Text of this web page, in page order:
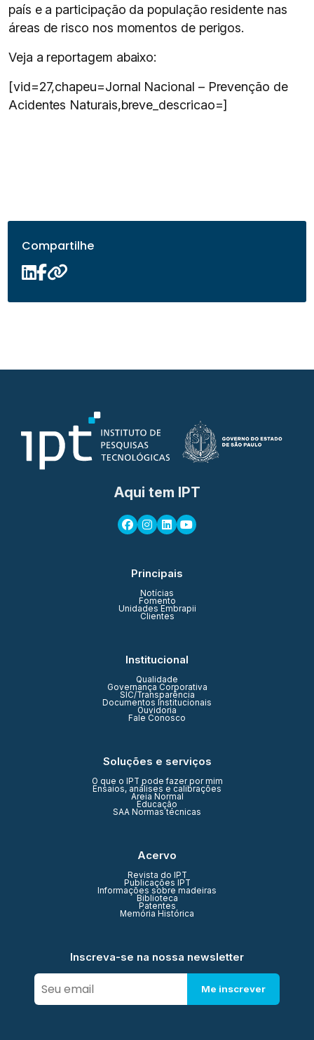
país e a participação da população residente nas
áreas de risco nos momentos de perigos.
Veja a reportagem abaixo:
[vid=27,chapeu=Jornal Nacional – Prevenção de
Acidentes Naturais,breve_descricao=]
Compartilhe
Aqui tem IPT
Principais
Notícias
Fomento
Unidades Embrapii
Clientes
Institucional
Qualidade
Governança Corporativa
SIC/Transparência
Documentos Institucionais
Ouvidoria
Fale Conosco
Soluções e serviços
O que o IPT pode fazer por mim
Ensaios, análises e calibrações
Areia Normal
Educação
SAA Normas técnicas
Acervo
Revista do IPT
Publicações IPT
Informações sobre madeiras
Biblioteca
Patentes
Memória Histórica
Inscreva-se na nossa newsletter
Me inscrever